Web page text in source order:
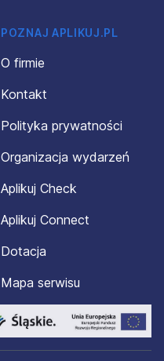
POZNAJ APLIKUJ.PL
O firmie
Kontakt
Polityka prywatności
Organizacja wydarzeń
Aplikuj Check
Aplikuj Connect
Dotacja
Mapa serwisu